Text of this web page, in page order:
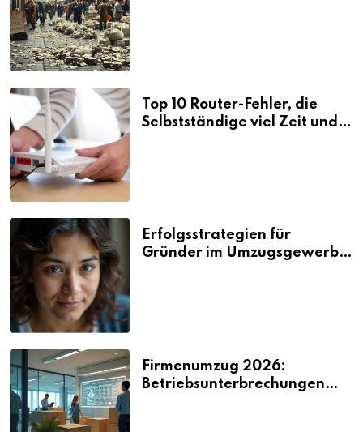
Top 10 Router-Fehler, die
Selbstständige viel Zeit und
Erfolgsstrategien für
Gründer im Umzugsgewerbe
Firmenumzug 2026:
Betriebsunterbrechungen